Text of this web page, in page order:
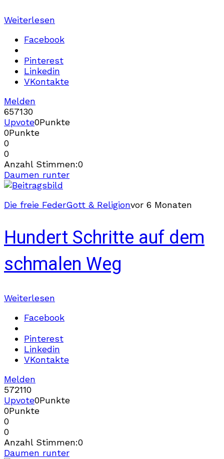
Weiterlesen
Facebook
Pinterest
Linkedin
VKontakte
Melden
657130
Upvote0Punkte
0Punkte
0
0
Anzahl Stimmen:0
Daumen runter
Die freie FederGott & Religionvor 6 Monaten
Hundert Schritte auf dem
schmalen Weg
Weiterlesen
Facebook
Pinterest
Linkedin
VKontakte
Melden
572110
Upvote0Punkte
0Punkte
0
0
Anzahl Stimmen:0
Daumen runter